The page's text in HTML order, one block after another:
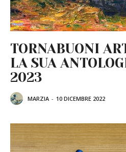
TORNABUONI
LA SUA
2023
MARZIA - 10 DICEMBRE 2022